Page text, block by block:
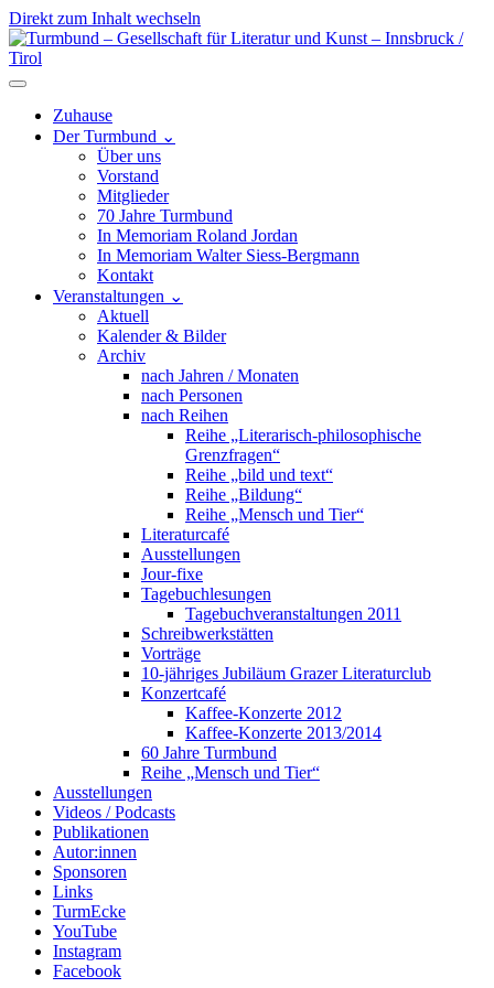
Direkt zum Inhalt wechseln
Hauptnavigation
Zuhause
Der Turmbund ⌄
Über uns
Vorstand
Mitglieder
70 Jahre Turmbund
In Memoriam Roland Jordan
In Memoriam Walter Siess-Bergmann
Kontakt
Veranstaltungen ⌄
Aktuell
Kalender & Bilder
Archiv
nach Jahren / Monaten
nach Personen
nach Reihen
Reihe „Literarisch-philosophische
Grenzfragen“
Reihe „bild und text“
Reihe „Bildung“
Reihe „Mensch und Tier“
Literaturcafé
Ausstellungen
Jour-fixe
Tagebuchlesungen
Tagebuchveranstaltungen 2011
Schreibwerkstätten
Vorträge
10-jähriges Jubiläum Grazer Literaturclub
Konzertcafé
Kaffee-Konzerte 2012
Kaffee-Konzerte 2013/2014
60 Jahre Turmbund
Reihe „Mensch und Tier“
Ausstellungen
Videos / Podcasts
Publikationen
Autor:innen
Sponsoren
Links
TurmEcke
YouTube
Instagram
Facebook